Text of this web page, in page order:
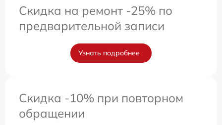
Скидка на ремонт -25% по
предварительной записи
Узнать подробнее
Скидка -10% при повторном
обращении